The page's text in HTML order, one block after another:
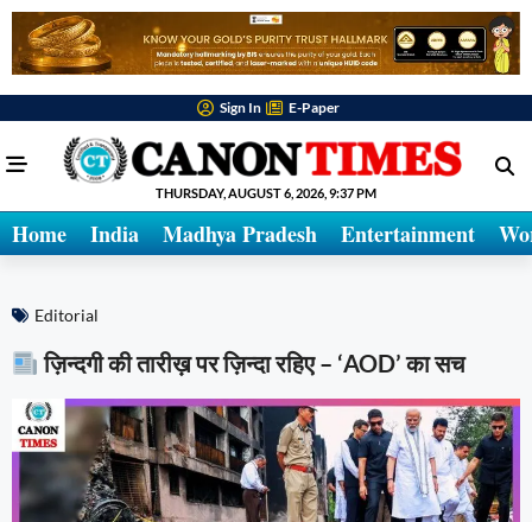
Sign In E-Paper
THURSDAY, AUGUST 6, 2026, 9:37 PM
Home India Madhya Pradesh Entertainment
Editorial
ज़िन्दगी की तारीख़ पर ज़िन्दा रहिए – ‘AOD’ का सच